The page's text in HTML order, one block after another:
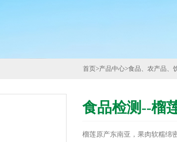
首页>产品中心>食品、农产品、
食品检测--榴
榴莲原产东南亚，果肉软糯绵